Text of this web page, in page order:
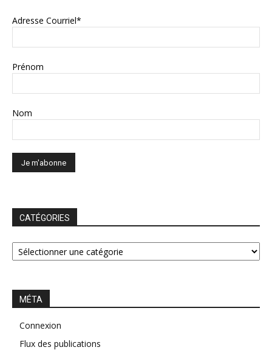
Adresse Courriel*
Prénom
Nom
CATÉGORIES
CATÉGORIES
MÉTA
Connexion
Flux des publications